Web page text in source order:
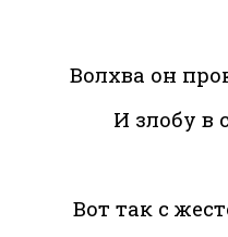
Волхва он
И злобу в
Вот так с